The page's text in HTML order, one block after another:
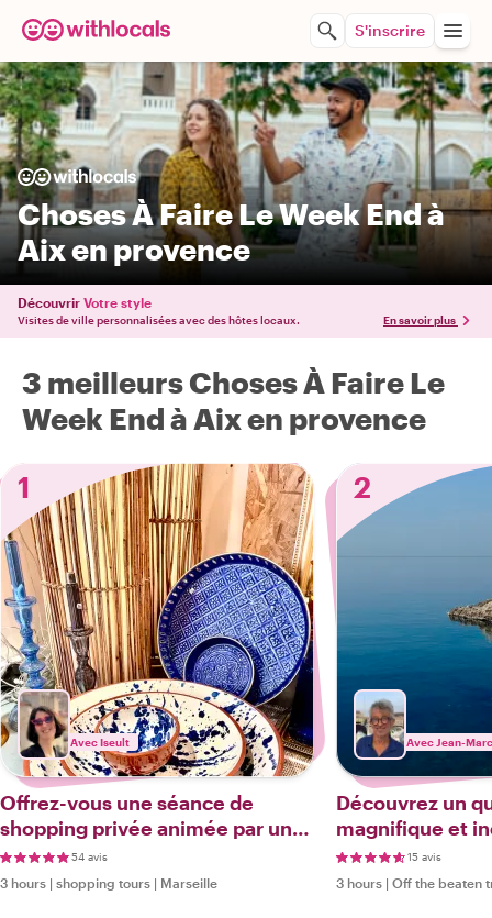
S'inscrire
Choses À Faire Le Week End à
Aix en provence
Découvrir Votre style
Visites de ville personnalisées avec des hôtes locaux. En savoir plus
3 meilleurs Choses À Faire Le
Week End à Aix en provence
1
Avec Iseult
Offrez-vous une séance de
shopping privée animée par une
fashionista marseillaise
54 avis
3 hours | shopping tours | Marseille
2
Avec Jean-Marc
Découvrez un
magnifique et
Marseille15 avis
3 hours | Off the beaten